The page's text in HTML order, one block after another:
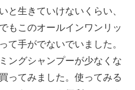
と生きていけないくらい、
もこのオールインワンリッ
て手がでないでいました。
ングシャンプーが少なくな
ってみました。使ってみる